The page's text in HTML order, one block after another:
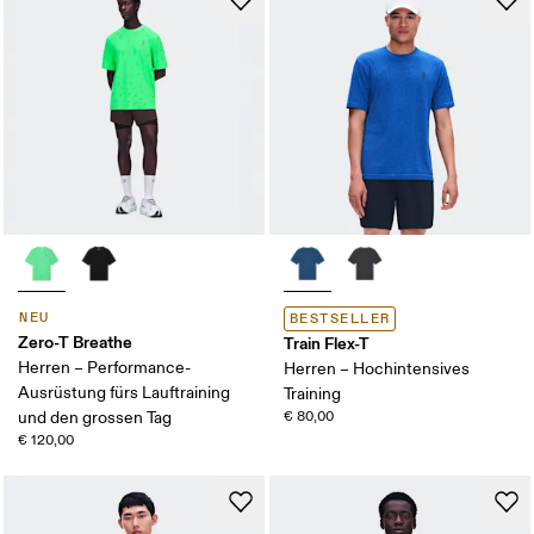
NEU
Zero-T Breathe
Herren – Performance-
Ausrüstung fürs Lauftraining
und den grossen Tag
€ 120,00
BESTSELLER
Train Flex-T
Herren – Hochintensives
Training
€ 80,00